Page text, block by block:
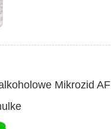
Mikrozid